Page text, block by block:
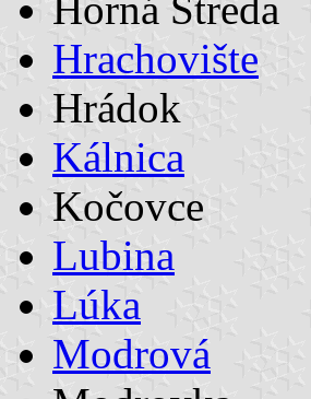
Hrachovište
Hrádok
Kálnica
Kočovce
Lubina
Lúka
Modrová